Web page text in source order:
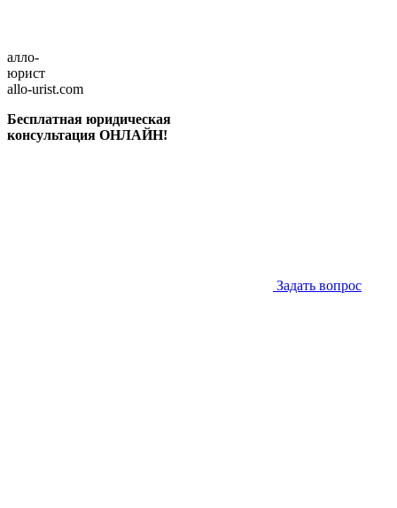
алло-
юрист
allo-urist.com
Бесплатная юридическая
консультация ОНЛАЙН!
Задать вопрос